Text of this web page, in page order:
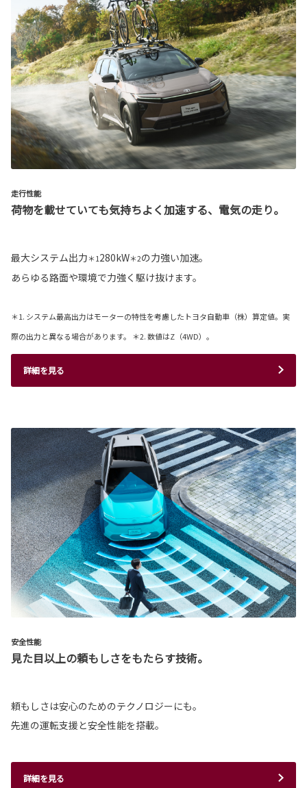
走行性能
荷物を載せていても気持ちよく加速する、電気の走り。
最大システム出力＊1280kW＊2の力強い加速。
あらゆる路面や環境で力強く駆け抜けます。
＊1. システム最高出力はモーターの特性を考慮したトヨタ自動車（株）算定値。実
際の出力と異なる場合があります。 ＊2. 数値はZ（4WD）。
詳細を見る
安全性能
見た目以上の頼もしさをもたらす技術。
頼もしさは安心のためのテクノロジーにも。
先進の運転支援と安全性能を搭載。
詳細を見る